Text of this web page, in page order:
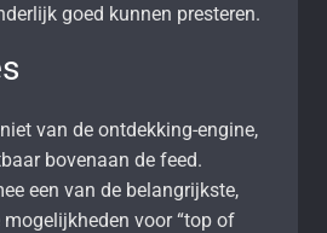
goed kunnen presteren.
van de ontdekking-engine,
bovenaan de feed.
een van de belangrijkste,
voor “top of